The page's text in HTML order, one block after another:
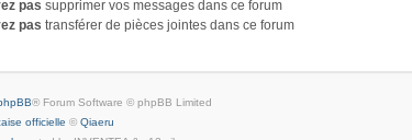
pas supprimer vos messages dans ce forum
pas transférer de pièces jointes dans ce forum
® Forum Software © phpBB Limited
officielle © Qiaeru